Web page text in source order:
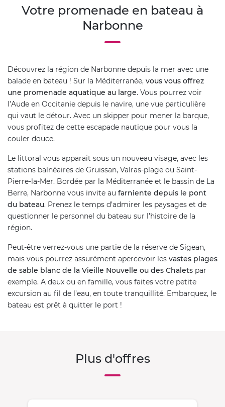
Votre promenade en bateau à
Narbonne
Découvrez la région de Narbonne depuis la mer avec une
balade en bateau ! Sur la Méditerranée, vous vous offrez
une promenade aquatique au large. Vous pourrez voir
l’Aude en Occitanie depuis le navire, une vue particulière
qui vaut le détour. Avec un skipper pour mener la barque,
vous profitez de cette escapade nautique pour vous la
couler douce.
Le littoral vous apparaît sous un nouveau visage, avec les
stations balnéaires de Gruissan, Valras-plage ou Saint-
Pierre-la-Mer. Bordée par la Méditerranée et le bassin de La
Berre, Narbonne vous invite au farniente depuis le pont
du bateau. Prenez le temps d’admirer les paysages et de
questionner le personnel du bateau sur l’histoire de la
région.
Peut-être verrez-vous une partie de la réserve de Sigean,
mais vous pourrez assurément apercevoir les vastes plages
de sable blanc de la Vieille Nouvelle ou des Chalets par
exemple. A deux ou en famille, vous faites votre petite
excursion au fil de l’eau, en toute tranquillité. Embarquez, le
bateau est prêt à quitter le port !
Plus d'offres